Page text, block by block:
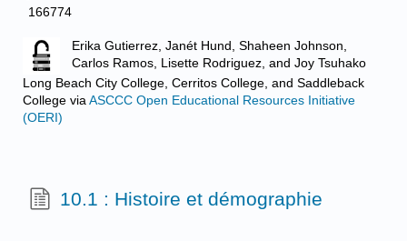
166774
Erika Gutierrez, Janét Hund, Shaheen Johnson,
Carlos Ramos, Lisette Rodriguez, and Joy Tsuhako
Long Beach City College, Cerritos College, and Saddleback
Collegevia ASCCC Open Educational Resources Initiative
(OERI)
10.1 : Histoire et démographie